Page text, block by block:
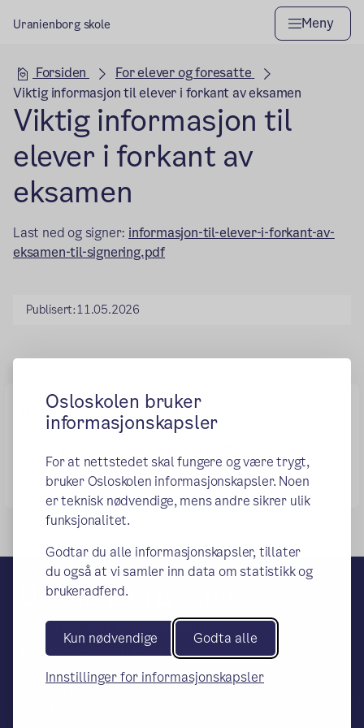
Osloskolen bruker
informasjonskapsler
For at nettstedet skal fungere og være trygt,
bruker Osloskolen informasjonskapsler. Noen
er teknisk nødvendige, mens andre sikrer ulik
funksjonalitet.
Godtar du alle informasjonskapsler, tillater
du også at vi samler inn data om statistikk og
brukeradferd.
Kun nødvendige Godta alle
Innstillinger for informasjonskapsler
Uranienborg skole Meny
Hovedseksjon
Forsiden
For elever og foresatte
Viktig informasjon til elever i forkant av eksamen
Viktig informasjon til
elever i forkant av
eksamen
Last ned og signer: informasjon-til-elever-i-forkant-av-
eksamen-til-signering.pdf
Publisert:11.05.2026
Viktig informasjon
signering.pdf
Uranienborg skole
– en del av Osloskolen
Besøks- og leveringsadresse:
Briskebyveien 7, 0259 OSLO.
Postadresse: